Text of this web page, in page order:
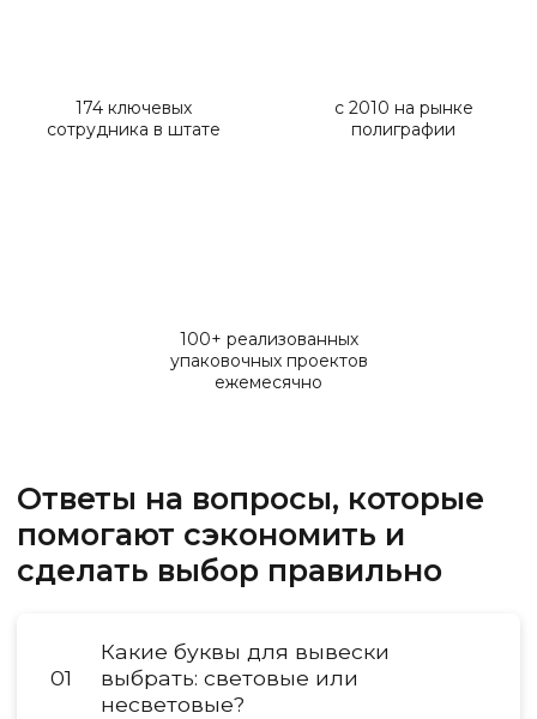
174 ключевых
сотрудника в штате
с 2010 на рынке
полиграфии
100+ реализованных
упаковочных проектов
ежемесячно
Ответы на вопросы, которые
помогают сэкономить и
сделать выбор правильно
01
Какие буквы для вывески
выбрать: световые или
несветовые?